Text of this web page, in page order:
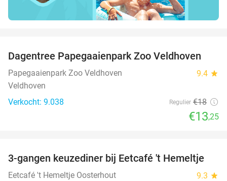
26%
Dagentree Papegaaienpark Zoo Veldhoven
Papegaaienpark Zoo Veldhoven 9.4 star
Veldhoven
Verkocht: 9.038
Regulier €18
€13,25
43%
3-gangen keuzediner bij Eetcafé 't Hemeltje
Eetcafé 't Hemeltje Oosterhout 9.3 star